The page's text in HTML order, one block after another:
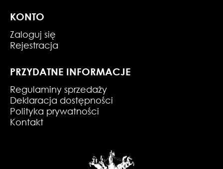
KONTO
Zaloguj się
Rejestracja
PRZYDATNE INFORMACJE
Regulaminy sprzedaży
Deklaracja dostępności
Polityka prywatności
Kontakt